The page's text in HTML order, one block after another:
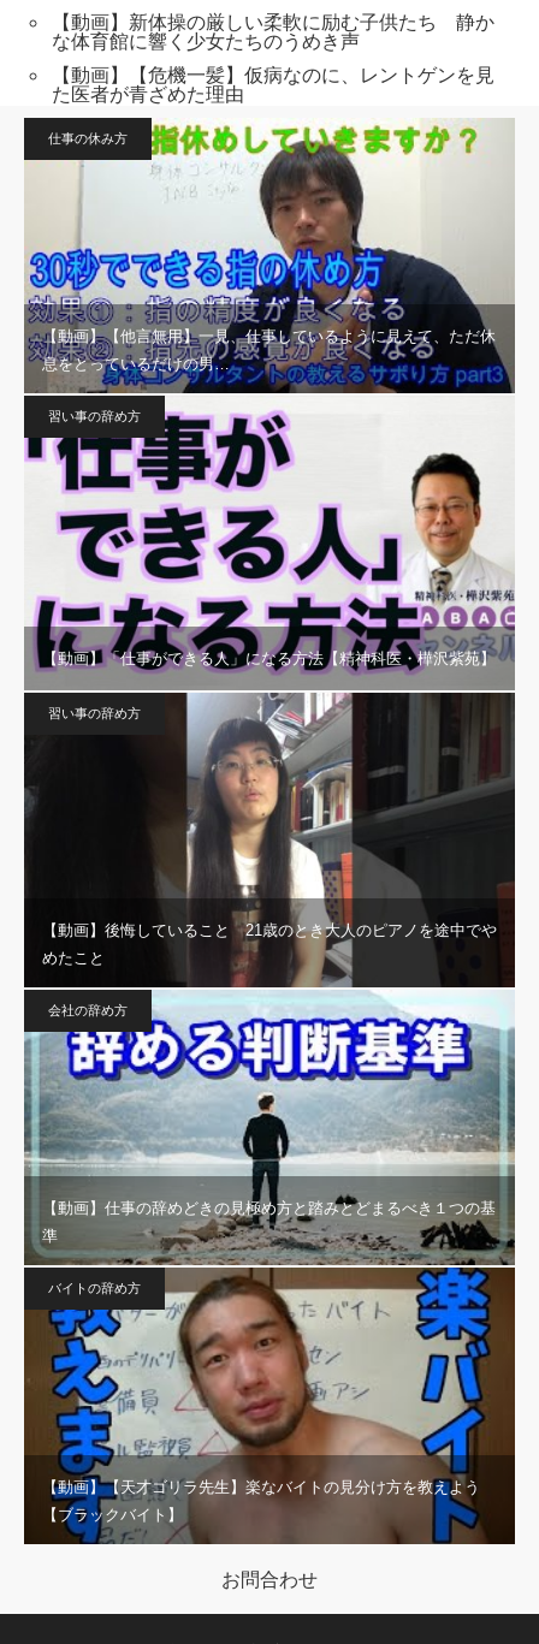
【動画】新体操の厳しい柔軟に励む子供たち 静か
な体育館に響く少女たちのうめき声
【動画】【危機一髪】仮病なのに、レントゲンを見
た医者が青ざめた理由
仕事の休み方
【動画】【他言無用】一見、仕事しているように見えて、ただ休
息をとっているだけの男…
習い事の辞め方
【動画】「仕事ができる人」になる方法【精神科医・樺沢紫苑】
習い事の辞め方
【動画】後悔していること 21歳のとき大人のピアノを途中でや
めたこと
会社の辞め方
【動画】仕事の辞めどきの見極め方と踏みとどまるべき１つの基
準
バイトの辞め方
【動画】【天才ゴリラ先生】楽なバイトの見分け方を教えよう
【ブラックバイト】
お問合わせ